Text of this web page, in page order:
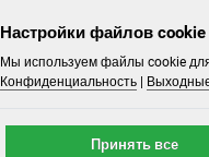
Настройки файлов cookie
Мы используем файлы cookie
Конфиденциальность
Принять все